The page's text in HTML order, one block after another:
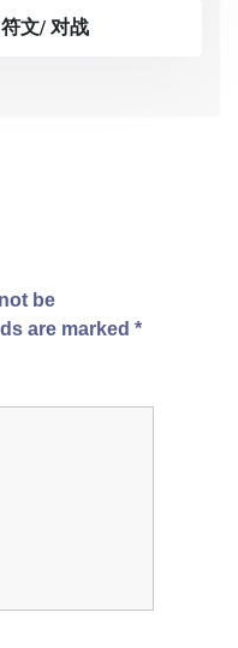
文/ 对战
be
are marked *